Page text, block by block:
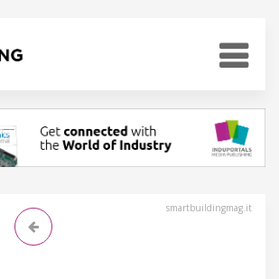
smartbuildingmag.it